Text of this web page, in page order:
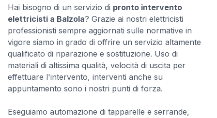
Hai bisogno di un servizio di pronto intervento
elettricisti a Balzola? Grazie ai nostri elettricisti
professionisti sempre aggiornati sulle normative in
vigore siamo in grado di offrire un servizio altamente
qualificato di riparazione e sostituzione. Uso di
materiali di altissima qualità, velocità di uscita per
effettuare l'intervento, interventi anche su
appuntamento sono i nostri punti di forza.
Eseguiamo automazione di tapparelle e serrande,